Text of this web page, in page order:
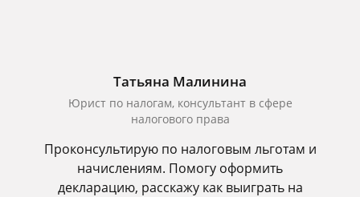
Татьяна Малинина
Юрист по налогам, консультант в сфере
налогового права
Проконсультирую по налоговым льготам и
начислениям. Помогу оформить
декларацию, расскажу как выиграть на